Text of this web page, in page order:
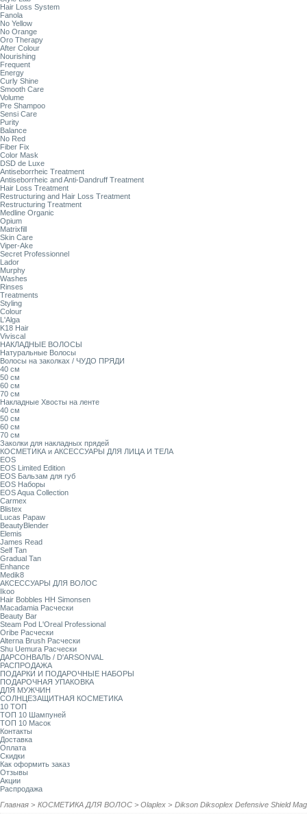
Hair Loss System
Fanola
No Yellow
No Orange
Oro Therapy
After Colour
Nourishing
Frequent
Energy
Curly Shine
Smooth Care
Volume
Pre Shampoo
Sensi Care
Purity
Balance
No Red
Fiber Fix
Color Mask
DSD de Luxe
Antiseborrheic Treatment
Antiseborrheic and Anti-Dandruff Treatment
Hair Loss Treatment
Restructuring and Hair Loss Treatment
Restructuring Treatment
Medline Organic
Opium
Matrixfill
Skin Care
Viper-Ake
Secret Professionnel
Lador
Murphy
Washes
Rinses
Treatments
Styling
Colour
L'Alga
K18 Hair
Viviscal
НАКЛАДНЫЕ ВОЛОСЫ
Натуральные Волосы
Волосы на заколках / ЧУДО ПРЯДИ
40 см
50 см
60 см
70 см
Накладные Хвосты на ленте
40 см
50 см
60 см
70 см
Заколки для накладных прядей
КОСМЕТИКА и АКСЕССУАРЫ ДЛЯ ЛИЦА И ТЕЛА
EOS
EOS Limited Edition
EOS Бальзам для губ
EOS Наборы
EOS Aqua Collection
Carmex
Blistex
Lucas Papaw
BeautyBlender
Elemis
James Read
Self Tan
Gradual Tan
Enhance
Medik8
АКСЕССУАРЫ ДЛЯ ВОЛОС
Ikoo
Hair Bobbles HH Simonsen
Macadamia Расчески
Beauty Bar
Steam Pod L'Oreal Professional
Oribe Расчески
Alterna Brush Расчески
Shu Uemura Расчески
ДАРСОНВАЛЬ / D'ARSONVAL
РАСПРОДАЖА
ПОДАРКИ И ПОДАРОЧНЫЕ НАБОРЫ
ПОДАРОЧНАЯ УПАКОВКА
ДЛЯ МУЖЧИН
СОЛНЦЕЗАЩИТНАЯ КОСМЕТИКА
10 ТОП
ТОП 10 Шампуней
ТОП 10 Масок
Контакты
Доставка
Оплата
Скидки
Как оформить заказ
Отзывы
Акции
Распродажа
Главная > КОСМЕТИКА ДЛЯ ВОЛОС > Olaplex > Dikson Diksoplex Defensive Shield